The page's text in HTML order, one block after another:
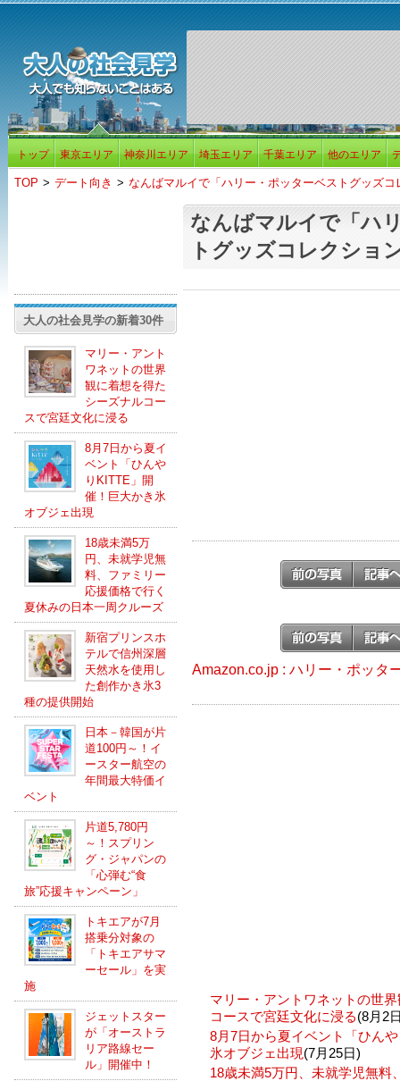
トップ 東京エリア 神奈川エリア 埼玉エリア 千葉エリア 他のエリア
TOP > デート向き > なんばマルイで「ハリー・ポッターベストグッズコ
大人の社会見学の新着30件
マリー・アント
ワネットの世界
観に着想を得た
シーズナルコー
スで宮廷文化に浸る
8月7日から夏イ
ベント「ひんや
りKITTE」開
催！巨大かき氷
オブジェ出現
18歳未満5万
円、未就学児無
料、ファミリー
応援価格で行く
夏休みの日本一周クルーズ
新宿プリンスホ
テルで信州深層
天然水を使用し
た創作かき氷3
種の提供開始
日本－韓国が片
道100円～！イ
ースター航空の
年間最大特価イ
ベント
片道5,780円
～！スプリン
グ・ジャパンの
「心弾む“食
旅”応援キャンペーン」
トキエアが7月
搭乗分対象の
「トキエアサマ
ーセール」を実
施
ジェットスター
が「オーストラ
リア路線セー
ル」開催中！
なんばマルイで「ハ
トグッズコレクショ
Amazon.co.jp : ハリー・ポッタ
マリー・アントワネットの世
コースで宮廷文化に浸る(8月2
8月7日から夏イベント「ひん
氷オブジェ出現(7月25日)
18歳未満5万円、未就学児無料